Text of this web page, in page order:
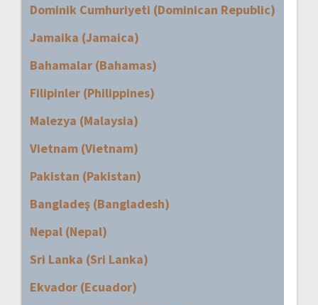
Dominik Cumhuriyeti (Dominican Republic)
Jamaika (Jamaica)
Bahamalar (Bahamas)
Filipinler (Philippines)
Malezya (Malaysia)
Vietnam (Vietnam)
Pakistan (Pakistan)
Bangladeş (Bangladesh)
Nepal (Nepal)
Sri Lanka (Sri Lanka)
Ekvador (Ecuador)